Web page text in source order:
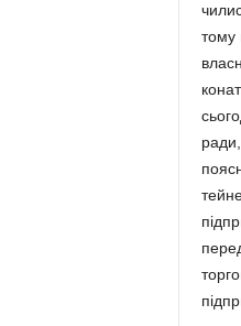
тому